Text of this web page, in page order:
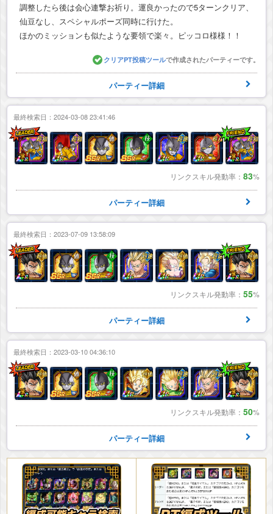
調整したら後は会心連撃お祈り。運良かったので5ターンクリア、
仙豆なし、スペシャルポーズ同時に行けた。
ほかのミッションも似たような要領で楽々。ピッコロ様様！！
クリアPT投稿ツールで作成されたパーティーです。
パーティー詳細
最終検索日：2024-03-08 23:41:46
リンクスキル発動率： 83%
パーティー詳細
最終検索日：2023-07-09 13:58:09
リンクスキル発動率： 55%
パーティー詳細
最終検索日：2023-03-10 04:36:10
リンクスキル発動率： 50%
パーティー詳細